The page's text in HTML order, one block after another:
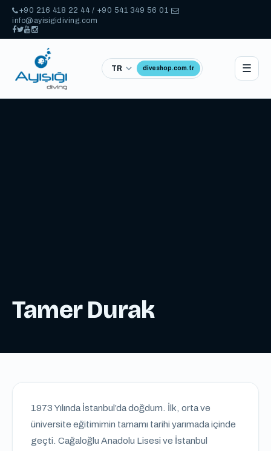
+90 216 418 22 44 / +90 541 349 56 01·
info@ayisigidiving.com
diveshop.com.tr ☰
Tamer Durak
1973 Yılında İstanbul’da doğdum. İlk, orta ve
üniversite eğitimimin tamamı tarihi yarımada içinde
geçti. Cağaloğlu Anadolu Lisesi ve İstanbul